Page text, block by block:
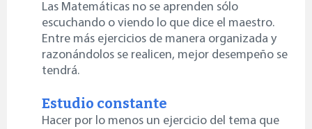
Las Matemáticas no se aprenden sólo
escuchando o viendo lo que dice el maestro.
Entre más ejercicios de manera organizada y
razonándolos se realicen, mejor desempeño se
tendrá.
Estudio constante
Hacer por lo menos un ejercicio del tema que